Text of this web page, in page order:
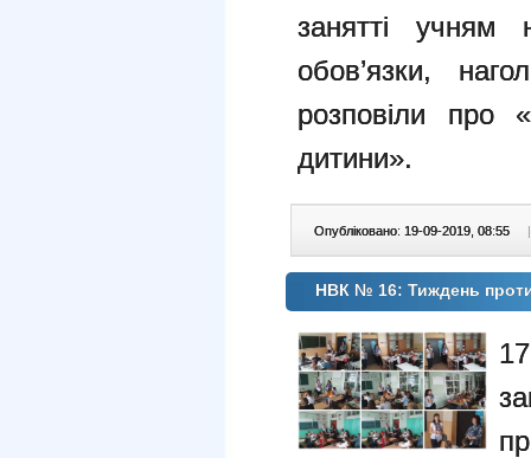
занятті учням
обов’язки,
розповіли
дитини».
Опубліковано: 19-09-2019, 08:55 |
НВК № 16: Тиждень